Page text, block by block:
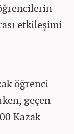
etkileşimi
öğrenci
geçen
Kazak